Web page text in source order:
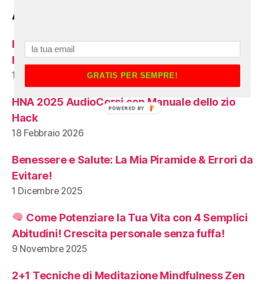
Articoli recenti:
HNA 2024 AudioCorsi con Manuale dello zio
Hack
18 Marzo 2026
HNA 2025 AudioCorsi con Manuale dello zio
Hack
18 Febbraio 2026
Benessere e Salute: La Mia Piramide & Errori da
Evitare!
1 Dicembre 2025
Come Potenziare la Tua Vita con 4 Semplici
Abitudini! Crescita personale senza fuffa!
9 Novembre 2025
2+1 Tecniche di Meditazione Mindfulness Zen
GRATIS PER SEMPRE!
POWERED BY